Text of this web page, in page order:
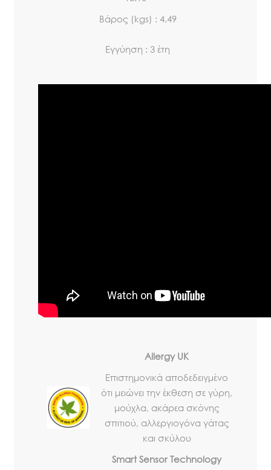
Βάρος (kgs) : 4.49
Εγγύηση : 3 έτη
Allergy UK
Eπιστημονικά αποδεδειγμένο
ότι μειώνει την έκθεση σε γύρη,
μούχλα, ακάρεα σκόνης
σπιτιού, αλλεργιογόνα γάτας
και σκύλου
Smart Sensor Technology